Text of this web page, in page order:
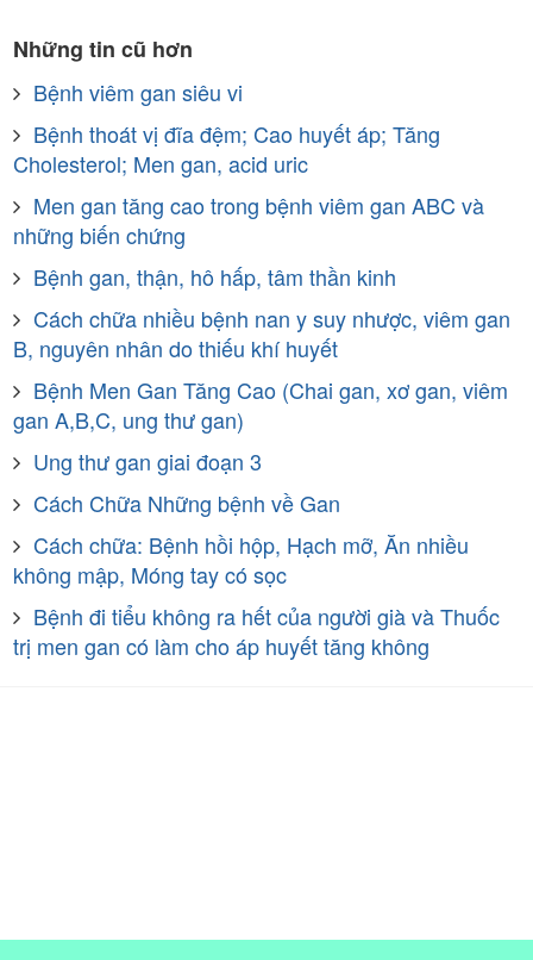
Những tin cũ hơn
Bệnh viêm gan siêu vi
Bệnh thoát vị đĩa đệm; Cao huyết áp; Tăng
Cholesterol; Men gan, acid uric
Men gan tăng cao trong bệnh viêm gan ABC và
những biến chứng
Bệnh gan, thận, hô hấp, tâm thần kinh
Cách chữa nhiều bệnh nan y suy nhược, viêm gan
B, nguyên nhân do thiếu khí huyết
Bệnh Men Gan Tăng Cao (Chai gan, xơ gan, viêm
gan A,B,C, ung thư gan)
Ung thư gan giai đoạn 3
Cách Chữa Những bệnh về Gan
Cách chữa: Bệnh hồi hộp, Hạch mỡ, Ăn nhiều
không mập, Móng tay có sọc
Bệnh đi tiểu không ra hết của người già và Thuốc
trị men gan có làm cho áp huyết tăng không